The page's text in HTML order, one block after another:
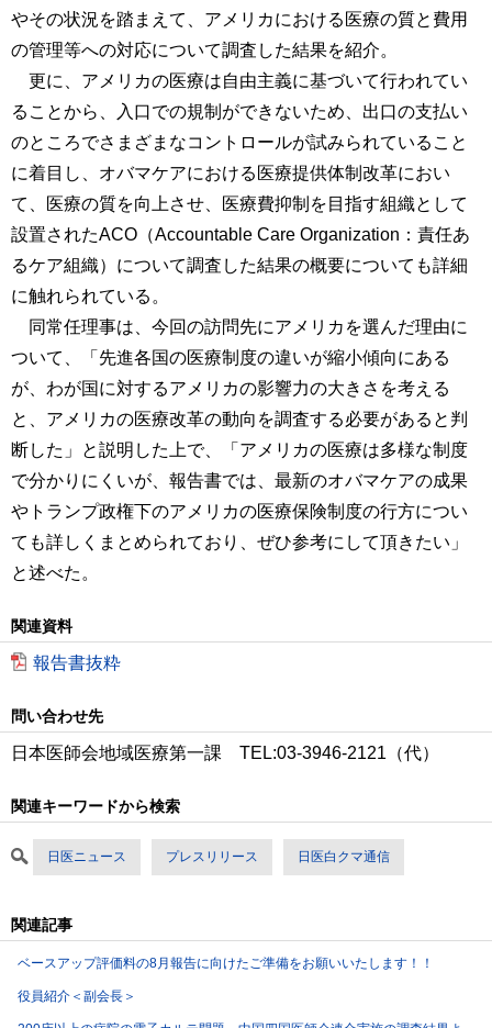
やその状況を踏まえて、アメリカにおける医療の質と費用
の管理等への対応について調査した結果を紹介。
更に、アメリカの医療は自由主義に基づいて行われてい
ることから、入口での規制ができないため、出口の支払い
のところでさまざまなコントロールが試みられていること
に着目し、オバマケアにおける医療提供体制改革におい
て、医療の質を向上させ、医療費抑制を目指す組織として
設置されたACO（Accountable Care Organization：責任あ
るケア組織）について調査した結果の概要についても詳細
に触れられている。
同常任理事は、今回の訪問先にアメリカを選んだ理由に
ついて、「先進各国の医療制度の違いが縮小傾向にある
が、わが国に対するアメリカの影響力の大きさを考える
と、アメリカの医療改革の動向を調査する必要があると判
断した」と説明した上で、「アメリカの医療は多様な制度
で分かりにくいが、報告書では、最新のオバマケアの成果
やトランプ政権下のアメリカの医療保険制度の行方につい
ても詳しくまとめられており、ぜひ参考にして頂きたい」
と述べた。
関連資料
報告書抜粋
問い合わせ先
日本医師会地域医療第一課 TEL:03-3946-2121（代）
関連キーワードから検索
日医ニュース プレスリリース 日医白クマ通信
関連記事
ベースアップ評価料の8月報告に向けたご準備をお願いいたします！！
役員紹介＜副会長＞